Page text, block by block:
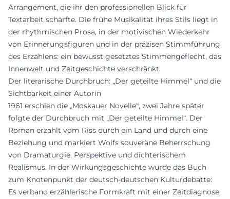
Arrangement, die ihr den professionellen Blick für
Textarbeit schärfte. Die frühe Musikalität ihres Stils liegt in
der rhythmischen Prosa, in der motivischen Wiederkehr
von Erinnerungsfiguren und in der präzisen Stimmführung
des Erzählens: ein bewusst gesetztes Stimmengeflecht, das
Innenwelt und Zeitgeschichte verschränkt.
Der literarische Durchbruch: „Der geteilte Himmel“ und die
Sichtbarkeit einer Autorin
1961 erschien die „Moskauer Novelle“, zwei Jahre später
folgte der Durchbruch mit „Der geteilte Himmel“. Der
Roman erzählt vom Riss durch ein Land und durch eine
Beziehung und markiert Wolfs souveräne Beherrschung
von Dramaturgie, Perspektive und dichterischem
Realismus. In der Wirkungsgeschichte wurde das Buch
zum Knotenpunkt der deutsch-deutschen Kulturdebatte:
Es verband erzählerische Formkraft mit einer Zeitdiagnose,